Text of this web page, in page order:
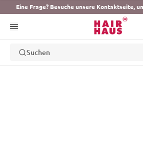
Eine Frage? Besuche unsere Kontaktseite,
Suchen